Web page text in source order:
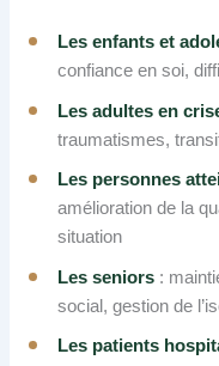
Les enfants et
confiance en soi,
Les adultes en
traumatismes,
Les personnes
amélioration de la
situation
Les seniors :
social, gestion de
Les patients